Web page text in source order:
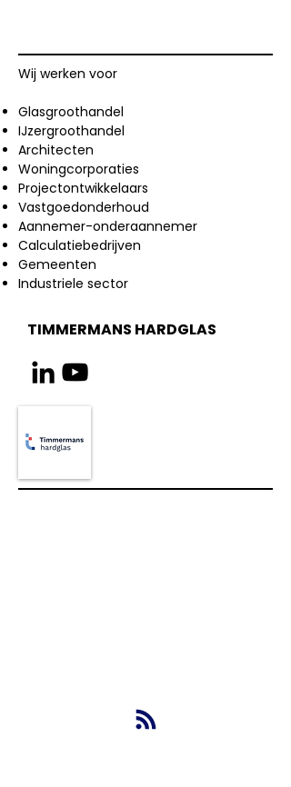
Wij werken voor
Glasgroothandel
IJzergroothandel
Architecten
Woningcorporaties
Projectontwikkelaars
Vastgoedonderhoud
Aannemer-onderaannemer
Calculatiebedrijven
Gemeenten
Industriele sector
TIMMERMANS HARDGLAS